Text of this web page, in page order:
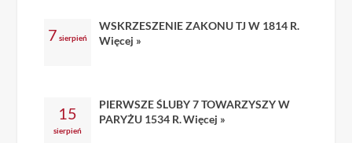
7 sierpień
WSKRZESZENIE ZAKONU TJ W 1814 R.
Więcej »
15
sierpień
PIERWSZE ŚLUBY 7 TOWARZYSZY W
PARYŻU 1534 R.Więcej »